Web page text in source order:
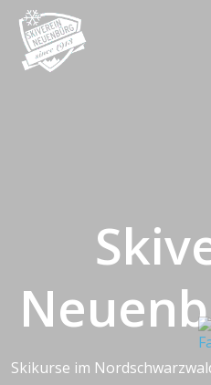
Skikurse im